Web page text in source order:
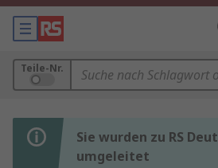
Teile-Nr.
Sie wurden zu RS
umgeleitet